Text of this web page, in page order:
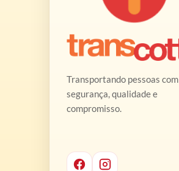
Transportando pessoas com
segurança, qualidade e
compromisso.